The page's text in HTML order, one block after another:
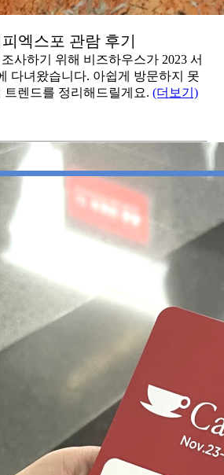
엑스포 관람 후기
사하기 위해 비즈하우스가 2023 서
다녀왔습니다. 아쉽게 방문하지 못
트렌드를 정리해드릴게요. (더보기)